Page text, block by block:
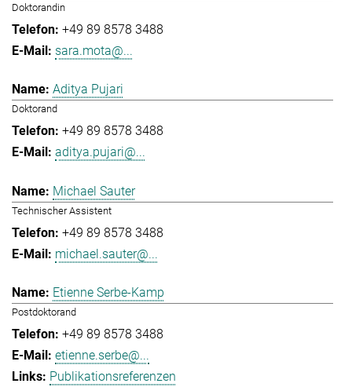
Doktorandin
+49 89 8578 3488
sara.mota@...
Aditya Pujari
Doktorand
+49 89 8578 3488
aditya.pujari@...
Michael Sauter
Technischer Assistent
+49 89 8578 3488
michael.sauter@...
Etienne Serbe-Kamp
Postdoktorand
+49 89 8578 3488
etienne.serbe@...
Publikationsreferenzen